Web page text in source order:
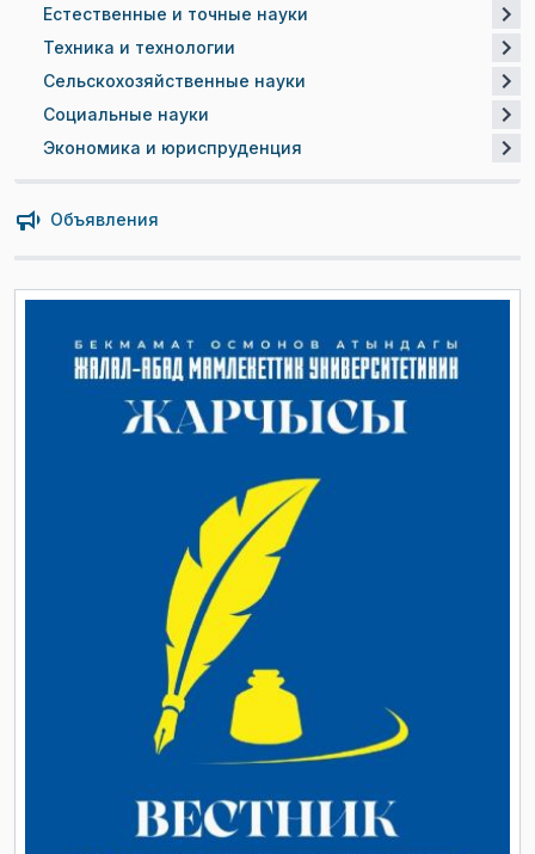
Естественные и точные науки
Техника и технологии
Сельскохозяйственные науки
Социальные науки
Экономика и юриспруденция
Объявления